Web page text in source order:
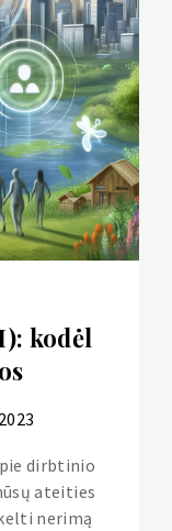
kodėl
dirbtinio
ateities
nerimą